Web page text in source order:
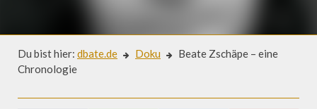
Du bist hier: dbate.de Doku
Beate Zschäpe – eine
Chronologie